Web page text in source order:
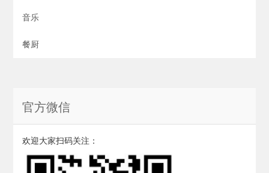
音乐
餐厨
官方微信
欢迎大家扫码关注：